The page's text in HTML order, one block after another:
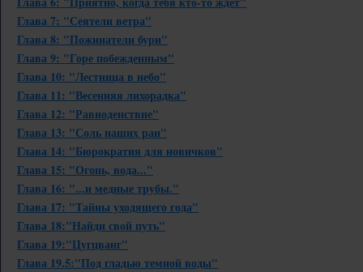
Глава 7: "Сеятели ветра"
Глава 8: "Пожинатели бури"
Глава 9: "Горе побежденным"
Глава 10: "Лестница в небо"
Глава 11: "Весенняя лихорадка"
Глава 12: "Равноденствие"
Глава 13: "Соль наших ран"
Глава 14: "Бюрократия для новичков"
Глава 15: "Огонь, вода..."
Глава 16: "...и медные трубы."
Глава 17: "Тайны уходящего года"
Глава 18:"Найди свой путь"
Глава 19:"Цугцванг"
Глава 19.5:"Под гладью темной воды"